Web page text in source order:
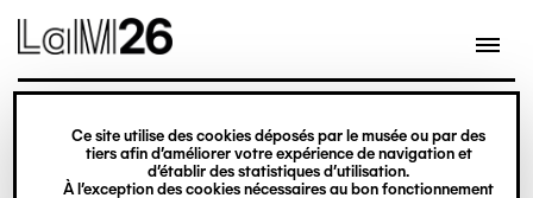
Gestion des cookies
Ce site utilise des cookies déposés par le musée ou par des
tiers afin d’améliorer votre expérience de navigation et
d’établir des statistiques d’utilisation.
À l’exception des cookies nécessaires au bon fonctionnement